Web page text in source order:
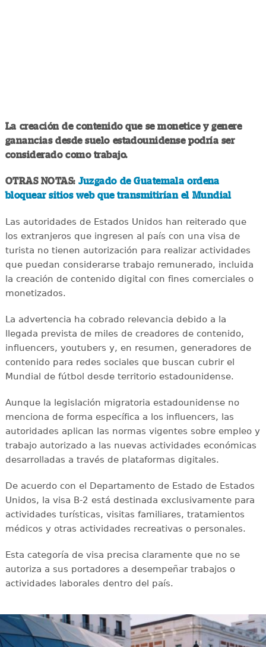
La creación de contenido que se monetice y genere
ganancias desde suelo estadounidense podría ser
considerado como trabajo.
OTRAS NOTAS: Juzgado de Guatemala ordena
bloquear sitios web que transmitirían el Mundial
Las autoridades de Estados Unidos han reiterado que
los extranjeros que ingresen al país con una visa de
turista no tienen autorización para realizar actividades
que puedan considerarse trabajo remunerado, incluida
la creación de contenido digital con fines comerciales o
monetizados.
La advertencia ha cobrado relevancia debido a la
llegada prevista de miles de creadores de contenido,
influencers, youtubers y, en resumen, generadores de
contenido para redes sociales que buscan cubrir el
Mundial de fútbol desde territorio estadounidense.
Aunque la legislación migratoria estadounidense no
menciona de forma específica a los influencers, las
autoridades aplican las normas vigentes sobre empleo y
trabajo autorizado a las nuevas actividades económicas
desarrolladas a través de plataformas digitales.
De acuerdo con el Departamento de Estado de Estados
Unidos, la visa B-2 está destinada exclusivamente para
actividades turísticas, visitas familiares, tratamientos
médicos y otras actividades recreativas o personales.
Esta categoría de visa precisa claramente que no se
autoriza a sus portadores a desempeñar trabajos o
actividades laborales dentro del país.